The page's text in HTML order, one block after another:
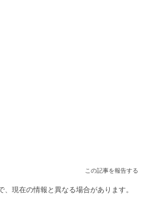
この記事を報告する
現在の情報と異なる場合があります。